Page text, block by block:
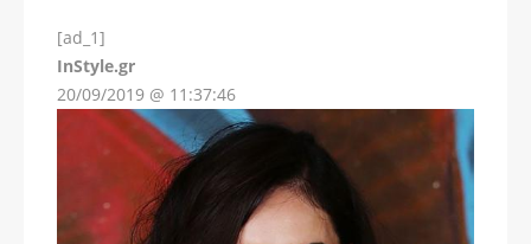
[ad_1]
InStyle.gr
20/09/2019 @ 11:37:46